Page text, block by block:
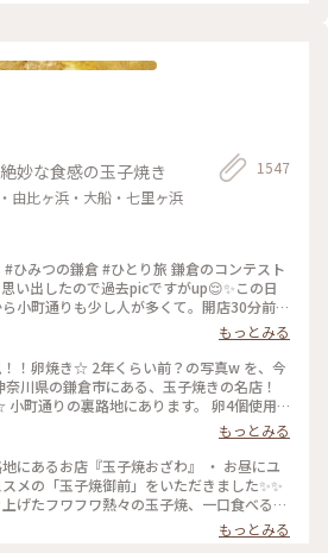
妙な食感の玉子焼き
由比ヶ浜・大船・七里ヶ浜
1547
みつの鎌倉 #ひとり旅 鎌倉のコンテスト
い出したので過去picですがup😌✨この日
小町通りも少し人が多くて。開店30分前に
に10人ほどいましたよ〜。運良く1巡目で
きを注文😎なんともいえない甘さと出汁の
えず美味😂笑！また機会があれば行きたい
もっとみる
らい前？の写真w を、今
の後に、出汁の風味と旨みが来る感じでし
記憶でわ… 開店の11時半前に行
分以上待った記憶が… 懐かし～ ま
き #おざわ #御
#裏 #過去
もっとみる
にあるお店『玉子焼おざわ』 ・ お昼にユ
メの「玉子焼御前」をいただきました✨✨
げたフワフワ熱々の玉子焼、一口食べると
広がります😆 この味は絶対家で再現でき
・ ちなみに、ご飯の上の昆布もいいお
もっとみる